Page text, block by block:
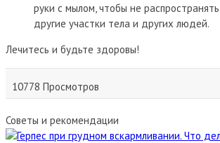
руки с мылом, чтобы не
другие участки тела и других людей.
Лечитесь и будьте здоровы!
10778 Просмотров
Советы и рекомендации